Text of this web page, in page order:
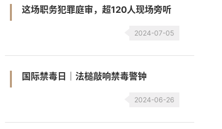
这场职务犯罪庭审，超120人现场旁听
2024-07-05
国际禁毒日｜法槌敲响禁毒警钟
2024-06-26